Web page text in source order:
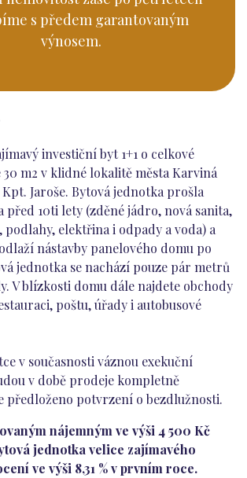
s předem garantovaným
výnosem.
investiční byt 1+1 o celkové
m2 v klidné lokalitě města Karviná
Jaroše. Bytová jednotka prošla
10ti lety (zděné jádro, nová sanita,
podlahy, elektřina i odpady a voda) a
nástavby panelového domu po
jednotka se nachází pouze pár metrů
V blízkosti domu dále najdete obchody
poštu, úřady i autobusové
v současnosti váznou exekuční
v době prodeje kompletně
předloženo potvrzení o bezdlužnosti.
nájemným ve výši 4 500 Kč
jednotka velice zajímavého
ve výši 8,31 % v prvním roce.